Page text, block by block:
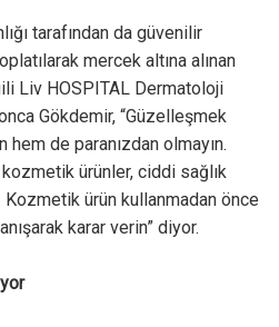
tarafından da güvenilir
mercek altına alınan
Liv HOSPITAL Dermatoloji
Gökdemir, “Güzelleşmek
hem de paranızdan olmayın.
ürünler, ciddi sağlık
Kozmetik ürün kullanmadan önce
karar verin” diyor.